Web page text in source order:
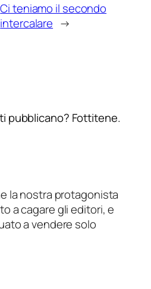
Ci teniamo il secondo
intercalare →
pubblicano? Fottitene.
la nostra protagonista
a cagare gli editori, e
a vendere solo